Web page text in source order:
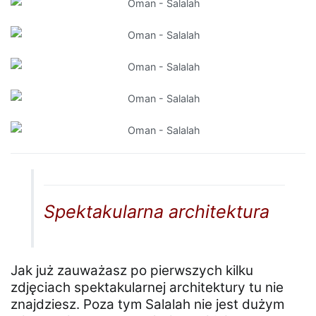
Spektakularna architektura
Jak już zauważasz po pierwszych kilku
zdjęciach spektakularnej architektury tu nie
znajdziesz. Poza tym Salalah nie jest dużym